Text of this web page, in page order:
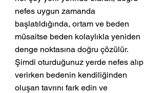
nefes uygun zamanda
başlatıldığında, ortam ve beden
müsaitse beden kolaylıkla yeniden
denge noktasına doğru çözülür.
Şimdi oturduğunuz yerde nefes alıp
verirken bedenin kendiliğinden
oluşan tavrını fark edin ve